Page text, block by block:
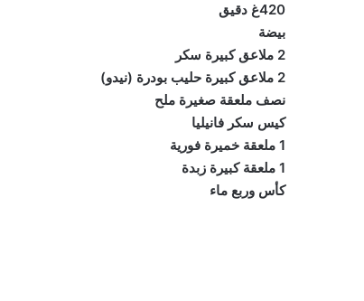
420غ دقيق
بيضة
2 ملاعق كبيرة سكر
2 ملاعق كبيرة حليب بودرة (نيدو)
نصف ملعقة صغيرة ملح
كيس سكر فانيليا
1 ملعقة خميرة فورية
1 ملعقة كبيرة زبدة
كأس وربع ماء